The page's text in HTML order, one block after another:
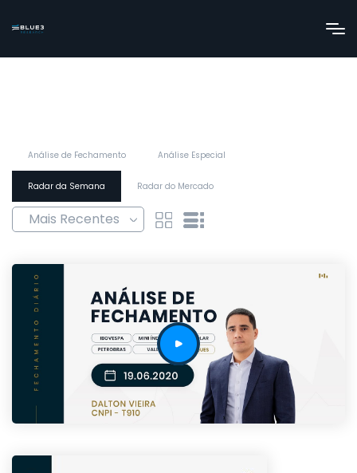
Análise de Fechamento Análise Especial
Radar da Semana Radar do Mercado